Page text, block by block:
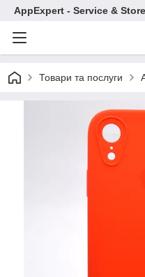
AppExpert - Service &
Товари та послуги